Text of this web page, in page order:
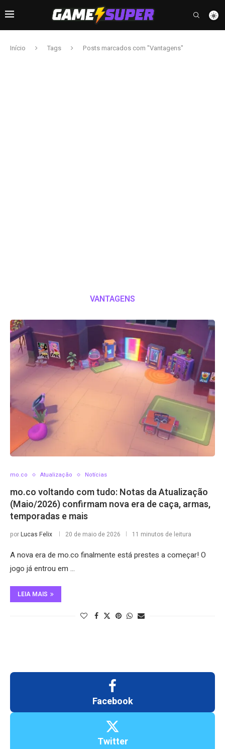
Início Tags Posts marcados com "Vantagens"
VANTAGENS
mo.co Atualização Notícias
mo.co voltando com tudo: Notas da Atualização
(Maio/2026) confirmam nova era de caça, armas,
temporadas e mais
porLucas Felix 20 de maio de 2026 11 minutos de leitura
A nova era de mo.co finalmente está prestes a começar! O
jogo já entrou em …
LEIA MAIS
Facebook
Twitter